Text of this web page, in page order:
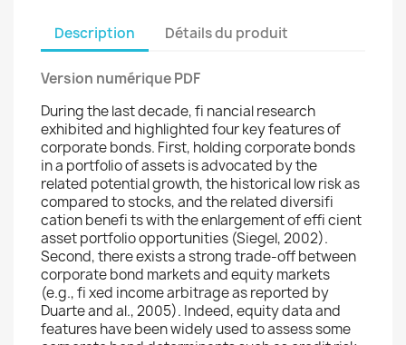
Description Détails du produit
Version numérique PDF
During the last decade, fi nancial research
exhibited and highlighted four key features of
corporate bonds. First, holding corporate bonds
in a portfolio of assets is advocated by the
related potential growth, the historical low risk as
compared to stocks, and the related diversifi
cation benefi ts with the enlargement of effi cient
asset portfolio opportunities (Siegel, 2002).
Second, there exists a strong trade-off between
corporate bond markets and equity markets
(e.g., fi xed income arbitrage as reported by
Duarte and al., 2005). Indeed, equity data and
features have been widely used to assess some